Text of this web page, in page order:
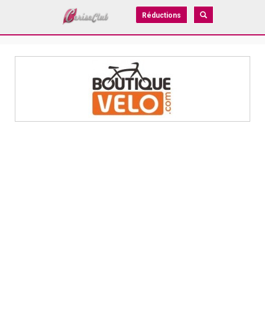
Réductions